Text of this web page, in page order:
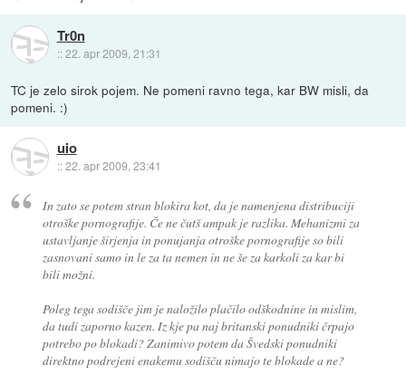
Tr0n
::22. apr 2009, 21:31
TC je zelo sirok pojem. Ne pomeni ravno tega, kar BW misli, da
pomeni. :)
uio
::22. apr 2009, 23:41
In zato se potem stran blokira kot, da je namenjena distribuciji
otroške pornografije. Če ne čutš ampak je razlika. Mehanizmi za
ustavljanje širjenja in ponujanja otroške pornografije so bili
zasnovani samo in le za ta nemen in ne še za karkoli za kar bi
bili možni.
Poleg tega sodišče jim je naložilo plačilo odškodnine in mislim,
da tudi zaporno kazen. Iz kje pa naj britanski ponudniki črpajo
potrebo po blokadi? Zanimivo potem da Švedski ponudniki
direktno podrejeni enakemu sodišču nimajo te blokade a ne?